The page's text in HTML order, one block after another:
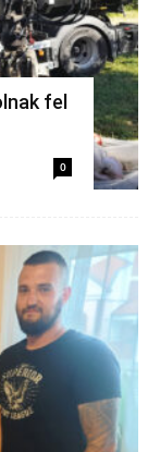
fel
0